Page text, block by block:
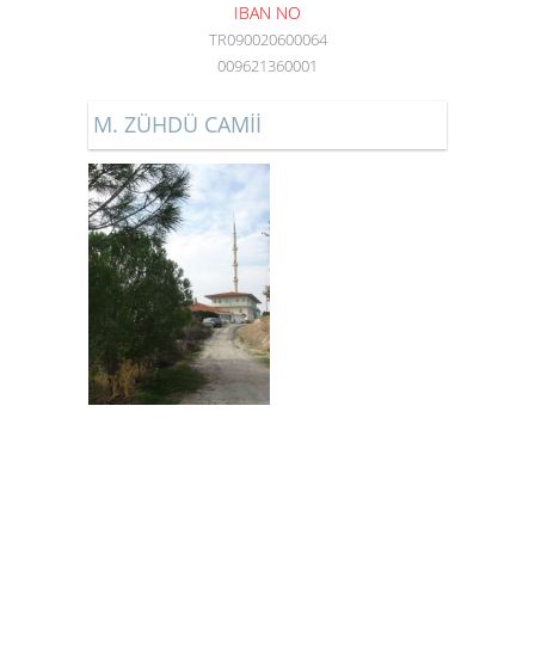
IBAN NO
TR090020600064
009621360001
M. ZÜHDÜ CAMİİ